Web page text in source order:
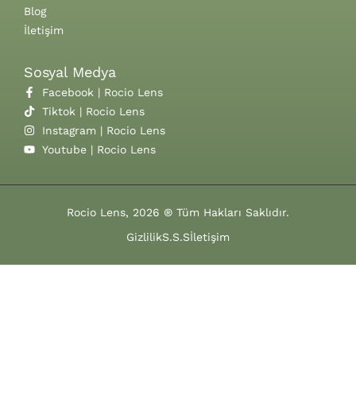
Blog
İletişim
Sosyal Medya
Facebook | Rocio Lens
Tiktok | Rocio Lens
Instagram | Rocio Lens
Youtube | Rocio Lens
Rocio Lens, 2026 ® Tüm Hakları Saklıdır.
GizlilikS.S.Sİletişim